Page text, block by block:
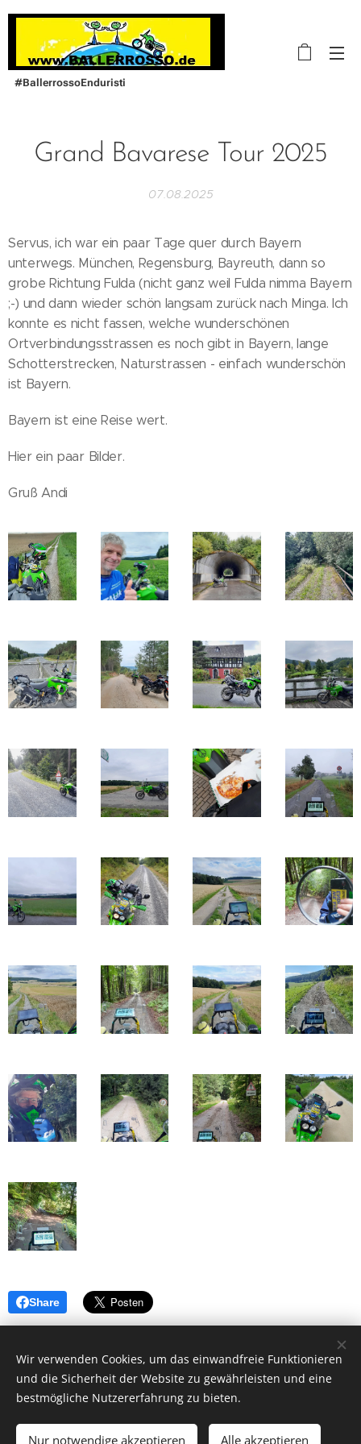
#BallerrossoEnduristi
Grand Bavarese Tour 2025
07.08.2025
Servus, ich war ein paar Tage quer durch Bayern
unterwegs. München, Regensburg, Bayreuth, dann so
grobe Richtung Fulda (nicht ganz weil Fulda nimma Bayern
;-) und dann wieder schön langsam zurück nach Minga. Ich
konnte es nicht fassen, welche wunderschönen
Ortverbindungsstrassen es noch gibt in Bayern, lange
Schotterstrecken, Naturstrassen - einfach wunderschön
ist Bayern.
Bayern ist eine Reise wert.
Hier ein paar Bilder.
Gruß Andi
Share
Ballerrosso UG (haftungsbeschränkt), 85253
Kleinberghofen, +49(0)17697678427 zw.18-20 Uhr
Wir verwenden Cookies, um das einwandfreie Funktionieren
und die Sicherheit der Website zu gewährleisten und eine
bestmögliche Nutzererfahrung zu bieten.
Nur notwendige akzeptieren Alle akzeptieren